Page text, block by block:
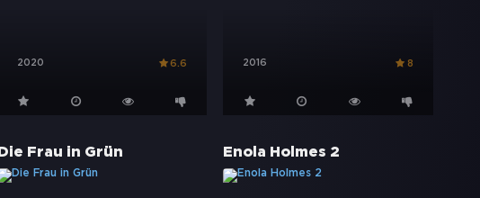
2020 6.6 2016 8
Die Frau in Grün Enola Holmes 2